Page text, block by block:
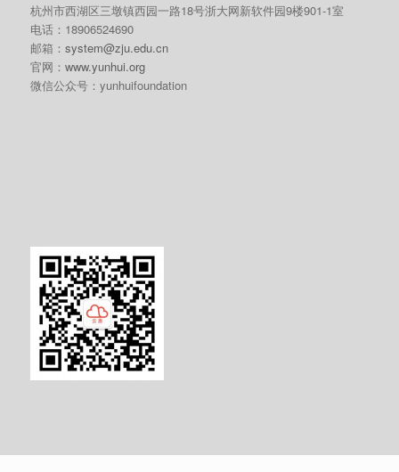
杭州市西湖区三墩镇西园一路18号浙大网新软件园9楼901-1室
电话：18906524690
邮箱： system@zju.edu.cn
官网： www.yunhui.org
微信公众号：yunhuifoundation